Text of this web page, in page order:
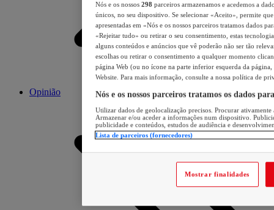
Opinião
Nós e os nossos 298 parceiros armazenamos e acedemos a
únicos, no seu dispositivo. Se selecionar «Aceito», permite
apresentadas em «Nós e os nossos parceiros tratamos dados
«Rejeitar tudo» ou retirar o seu consentimento, estas
alguns conteúdos e anúncios que vê poderão não ser tão
escolhas ou retirar o consentimento a qualquer momento
página Web (ou no ícone na parte inferior esquerda da página,
Website. Para mais informação, consulte a nossa política de
Nós e os nossos parceiros tratamos os dados
Utilizar dados de geolocalização precisos. Procurar
Armazenar e/ou aceder a informações num dispositivo.
publicidade e conteúdos, estudos de audiência e
Lista de parceiros (fornecedores)
Mostrar finalidades